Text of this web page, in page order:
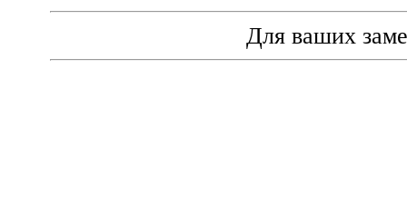
Для ваших